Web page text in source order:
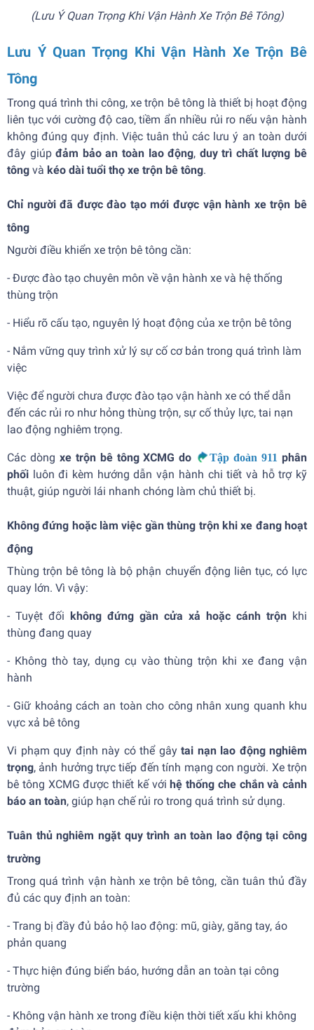
(Lưu Ý Quan Trọng Khi Vận Hành Xe Trộn Bê Tông)
Lưu Ý Quan Trọng Khi Vận Hành Xe Trộn Bê
Tông
Trong quá trình thi công, xe trộn bê tông là thiết bị hoạt động
liên tục với cường độ cao, tiềm ẩn nhiều rủi ro nếu vận hành
không đúng quy định. Việc tuân thủ các lưu ý an toàn dưới
đây giúpđảm bảo an toàn lao động, duy trì chất lượng bê
tông và kéo dài tuổi thọ xe trộn bê tông.
Chỉ người đã được đào tạo mới được vận hành xe trộn bê
tông
Người điều khiển xe trộn bê tông cần:
- Được đào tạo chuyên môn về vận hành xe và hệ thống
thùng trộn
- Hiểu rõ cấu tạo, nguyên lý hoạt động của xe trộn bê tông
- Nắm vững quy trình xử lý sự cố cơ bản trong quá trình làm
việc
Việc để người chưa được đào tạo vận hành xe có thể dẫn
đến các rủi ro như hỏng thùng trộn, sự cố thủy lực, tai nạn
lao động nghiêm trọng.
Các dòng xe trộn bê tông XCMG do Tập đoàn 911 phân
phối luôn đi kèm hướng dẫn vận hành chi tiết và hỗ trợ kỹ
thuật, giúp người lái nhanh chóng làm chủ thiết bị.
Không đứng hoặc làm việc gần thùng trộn khi xe đang hoạt
động
Thùng trộn bê tông là bộ phận chuyển động liên tục, có lực
quay lớn. Vì vậy:
- Tuyệt đối không đứng gần cửa xả hoặc cánh trộn khi
thùng đang quay
- Không thò tay, dụng cụ vào thùng trộn khi xe đang vận
hành
- Giữ khoảng cách an toàn cho công nhân xung quanh khu
vực xả bê tông
Vi phạm quy định này có thể gây tai nạn lao động nghiêm
trọng, ảnh hưởng trực tiếp đến tính mạng con người. Xe trộn
bê tông XCMG được thiết kế vớihệ thống che chắn và cảnh
báo an toàn, giúp hạn chế rủi ro trong quá trình sử dụng.
Tuân thủ nghiêm ngặt quy trình an toàn lao động tại công
trường
Trong quá trình vận hành xe trộn bê tông, cần tuân thủ đầy
đủ các quy định an toàn:
- Trang bị đầy đủ bảo hộ lao động: mũ, giày, găng tay, áo
phản quang
- Thực hiện đúng biển báo, hướng dẫn an toàn tại công
trường
- Không vận hành xe trong điều kiện thời tiết xấu khi không